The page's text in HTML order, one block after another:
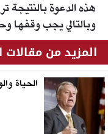
هذه الدعوة بالنتيجة
وبالتالي يجب وقفها
المزيد من مقالات
الحياة